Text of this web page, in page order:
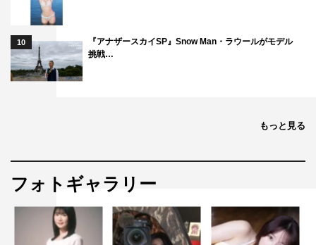
10
『アナザースカイSP』Snow Man・ラウールがモデル
挑戦…
もっと見る
フォトギャラリー